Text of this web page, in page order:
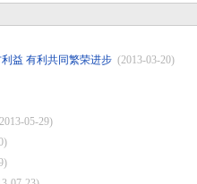
益 有利共同繁荣进步 (2013-03-20)
05-29)